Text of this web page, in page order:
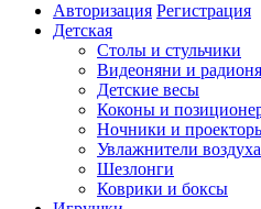
Авторизация Регистрация
Детская
Cтолы и стульчики
Видеоняни и
Детские весы
Коконы и
Ночники и
Увлажнители воздуха
Шезлонги
Коврики и боксы